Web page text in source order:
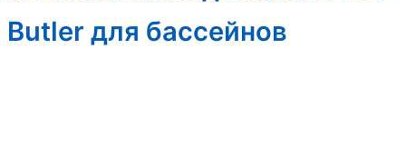
Butler для бассейнов